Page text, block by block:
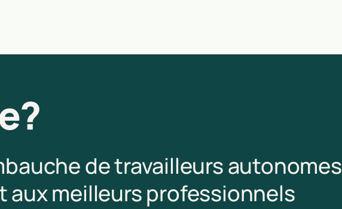
de travailleurs autonomes
meilleurs professionnels